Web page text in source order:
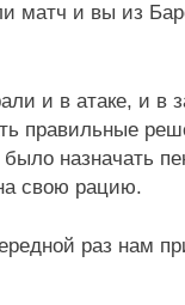
матч и вы из
и в атаке, и в
правильные
назначать
свою рацию.
раз нам